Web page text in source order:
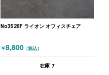
No3520F ライオン オフィスチェア
￥8,800 （税込）
在庫 7